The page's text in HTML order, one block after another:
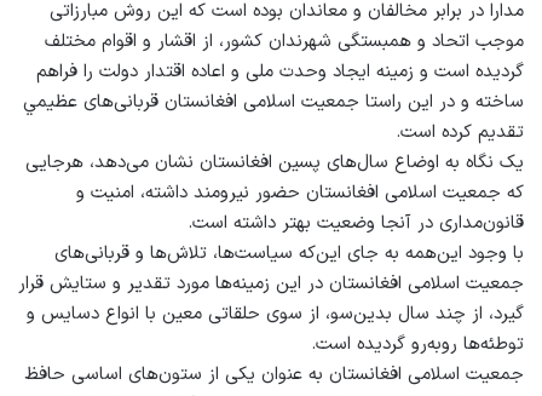
مدارا در برابر مخالفان و معاندان بوده است که این روش مبارزاتی
موجب اتحاد و همبستگی شهرندان کشور، از اقشار و اقوام مختلف
گردیده است و زمینه ایجاد وحدت ملی و اعاده اقتدار دولت را فراهم
ساخته و در این راستا جمعیت اسلامی افغانستان قربانی‌های عظیمي
تقدیم کرده است.
یک نگاه به اوضاع سال‌های پسین افغانستان نشان می‌دهد، هرجایی
که جمعیت اسلامی افغانستان حضور نیرومند داشته، امنیت و
قانون‌مداری در آنجا وضعیت بهتر داشته است.
با وجود این‌همه به جای این‌که سیاست‌ها، تلاش‌ها و قربانی‌های
جمعیت اسلامی افغانستان در این زمینه‌ها مورد تقدیر و ستایش قرار
گیرد، از چند سال بدین‌سو، از سوی حلقاتی معین با انواع دسایس و
توطئه‌ها روبه‌رو گردیده است.
جمعیت اسلامی افغانستان به عنوان یکی از ستون‌های اساسی حافظ